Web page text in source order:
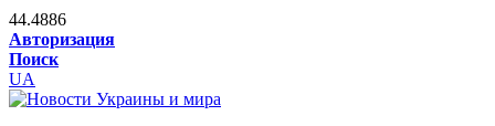
44.4886
Авторизация
Поиск
UA